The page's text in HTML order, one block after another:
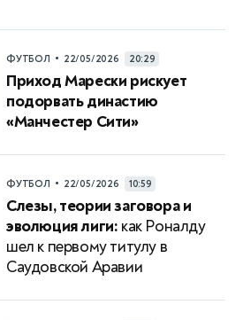
ФУТБОЛ • 22/05/2026 20:29
Приход Марески рискует
подорвать династию
«Манчестер Сити»
ФУТБОЛ • 22/05/2026 10:59
Слезы, теории заговора и
эволюция лиги: как Роналду
шел к первому титулу в
Саудовской Аравии